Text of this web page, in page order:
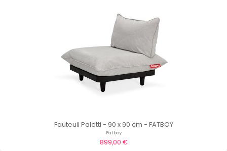
Fauteuil Paletti - 90 x 90 cm - FATBOY
Fatboy
899,00 €